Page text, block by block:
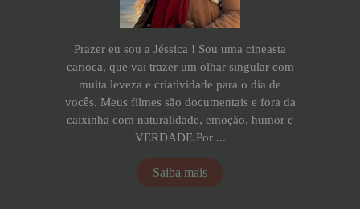
Prazer eu sou a Jéssica ! Sou uma cineasta
carioca, que vai trazer um olhar singular com
muita leveza e criatividade para o dia de
vocês. Meus filmes são documentais e fora da
caixinha com naturalidade, emoção, humor e
VERDADE.Por ...
Saiba mais